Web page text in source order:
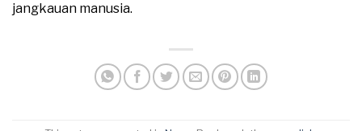
jangkauan manusia.